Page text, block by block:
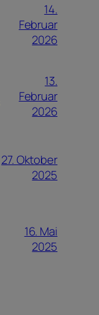
14.
Februar
2026
13.
Februar
2026
27. Oktober
2025
16. Mai
2025